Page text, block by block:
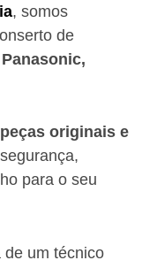
, somos
de
peças originais e
para o seu
de um técnico